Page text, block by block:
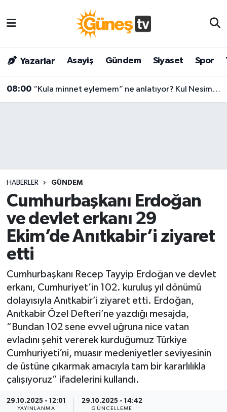
Yazarlar Asayiş Gündem Siyaset Spor
08:00 “Kula minnet eylemem” ne anlatıyor? Kul Nesimi’nin yüzyılları aşan mesajı
HABERLER GÜNDEM
Cumhurbaşkanı Erdoğan
ve devlet erkanı 29
Ekim’de Anıtkabir’i ziyaret
etti
Cumhurbaşkanı Recep Tayyip Erdoğan ve devlet
erkanı, Cumhuriyet’in 102. kuruluş yıl dönümü
dolayısıyla Anıtkabir’i ziyaret etti. Erdoğan,
Anıtkabir Özel Defteri’ne yazdığı mesajda,
“Bundan 102 sene evvel uğruna nice vatan
evladını şehit vererek kurduğumuz Türkiye
Cumhuriyeti’ni, muasır medeniyetler seviyesinin
de üstüne çıkarmak amacıyla tam bir kararlılıkla
çalışıyoruz” ifadelerini kullandı.
29.10.2025 - 12:01
YAYINLANMA
29.10.2025 - 14:42
GÜNCELLEME
Bilim & Teknoloji
Dünya
Magazin
Siyaset
Spor
Yaşam
Malatya Nöbetçi Eczaneler
Malatya Hava Durumu
Malatya Namaz Vakitleri
Son Dakika Haberleri
Haber Arşivi